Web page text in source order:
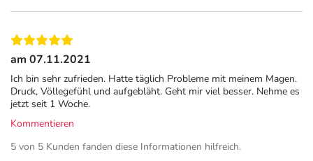
www.retterspitz.de
Angaben gem. EU-Produktsicherheitsverordnung (GPSR)
anzeigen
DasPDF des Beipackzettelskönnen Sie sich oben
am 07.11.2021
Ich bin sehr zufrieden. Hatte täglich Probleme mit meinem Magen.
Druck, Völlegefühl und aufgebläht. Geht mir viel besser. Nehme es
jetzt seit 1 Woche.
Kommentieren
5 von 5 Kunden fanden diese Informationen hilfreich.